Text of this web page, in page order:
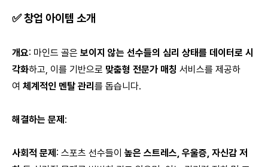
✅창업 아이템 소개
개요: 마인드 골은 보이지 않는 선수들의 심리 상태를 데이터로 시
각화하고, 이를 기반으로 맞춤형 전문가 매칭 서비스를 제공하
여 체계적인 멘탈 관리 를 돕습니다.
해결하는 문제 :
사회적 문제 : 스포츠 선수들이 높은 스트레스, 우울증, 자신감 저